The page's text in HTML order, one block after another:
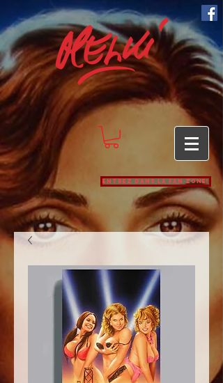
Entrez dans la Fan zone!